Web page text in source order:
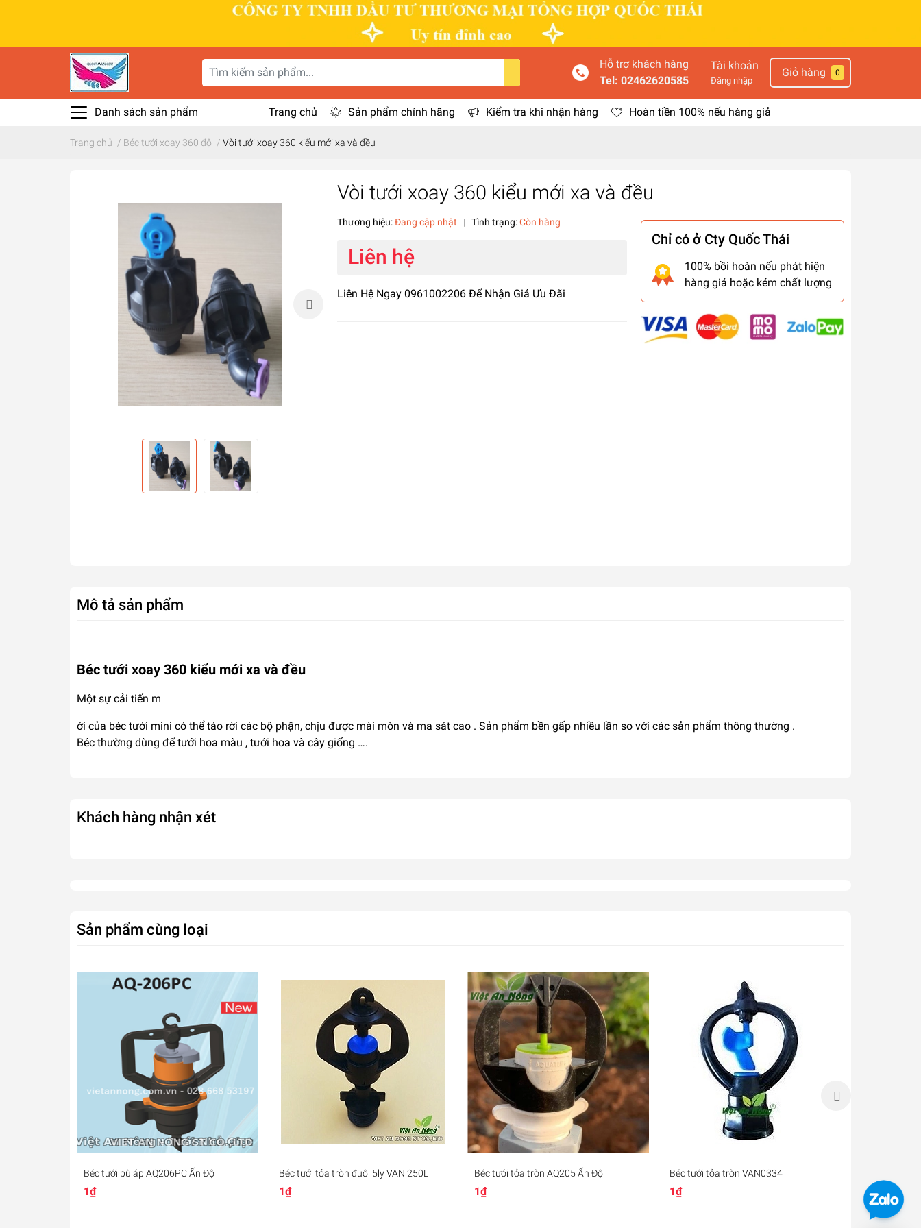
Hỗ trợ khách hàng
Tel: 02462620585
Tài khoản
Đăng nhập
Giỏ hàng 0
Danh sách sản phẩm Trang chủ Sản phẩm chính hãng Kiểm tra khi nhận hàng Hoàn tiền 100% nếu hàng giả
Trang chủ / Béc tưới xoay 360 độ / Vòi tưới xoay 360 kiểu mới xa và đều
Vòi tưới xoay 360 kiểu mới xa và đều
Thương hiệu:Đang cập nhật | Tình trạng:Còn hàng
Liên hệ
Liên Hệ Ngay 0961002206 Để Nhận Giá Ưu Đãi
Chỉ có ở Cty Quốc Thái
100% bồi hoàn nếu phát hiện
hàng giả hoặc kém chất lượng
Mô tả sản phẩm
Béc tưới xoay 360 kiểu mới xa và đều
Một sự cải tiến m
ới của béc tưới mini có thể táo rời các bộ phận, chịu được mài mòn và ma sát cao . Sản phẩm bền gấp nhiều lần so với các sản phẩm thông thường .
Béc thường dùng để tưới hoa màu , tưới hoa và cây giống ….
Khách hàng nhận xét
Sản phẩm cùng loại
Béc tưới bù áp AQ206PC Ấn Độ
1₫
Béc tưới tỏa tròn đuôi 5ly VAN 250L
1₫
Béc tưới tỏa tròn AQ205 Ấn Độ
1₫
Béc tưới tỏa tròn VAN0334
1₫ 1₫